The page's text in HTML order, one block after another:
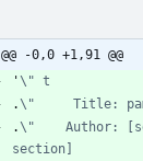
@@ -0,0 +1,91 @@
'\" t
.\"     Title:
.\"    Author: [see
section]